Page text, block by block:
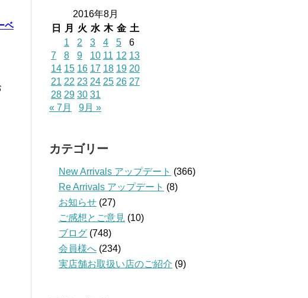
ベ
2016年8月
日
月 火 水 木 金 土
1
2 3 4 5
6
7
8 9 10 11 12 13
14 15 16 17 18 19 20
21 22 23 24 25 26 27
28 29 30 31
« 7月
9月 »
カテゴリー
New Arrivals アップデート (366)
Re Arrivals アップデート (8)
お知らせ (27)
ご感想とご意見 (10)
ブログ (748)
会員様へ (234)
実店舗お取扱い店のご紹介 (9)